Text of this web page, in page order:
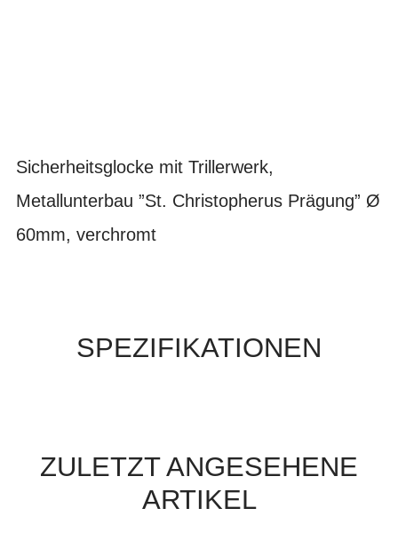
Sicherheitsglocke mit Trillerwerk,
Metallunterbau ”St. Christopherus Prägung” Ø
60mm, verchromt
SPEZIFIKATIONEN
ZULETZT ANGESEHENE
ARTIKEL